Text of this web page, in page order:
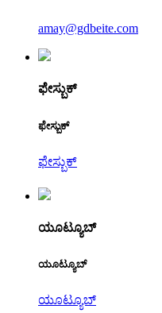
amay@gdbeite.com
ಫೇಸ್ಬುಕ್
ಫೇಸ್ಬುಕ್
ಫೇಸ್ಬುಕ್
ಯೂಟ್ಯೂಬ್
ಯೂಟ್ಯೂಬ್
ಯೂಟ್ಯೂಬ್